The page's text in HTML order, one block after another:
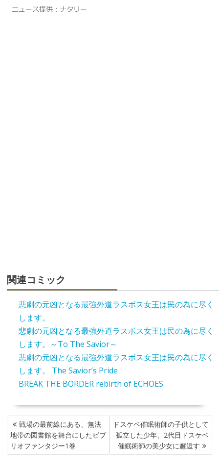
関連コミック
悲劇の元凶となる最強外道ラスボス女王は民の為に尽く
します。
悲劇の元凶となる最強外道ラスボス女王は民の為に尽く
します。～To The Savior～
悲劇の元凶となる最強外道ラスボス女王は民の為に尽く
します。 The Savior’s Pride
BREAK THE BORDER rebirth of ECHOES
投
稿
ナ
ビ
戦場の最前線にある、無法
地帯の図書館を舞台にしたビブ
リオファンタジー1巻
ドスケベ催眠術師の子供として
孤立した少年、2代目ドスケベ
催眠術師の美少女に邂逅す